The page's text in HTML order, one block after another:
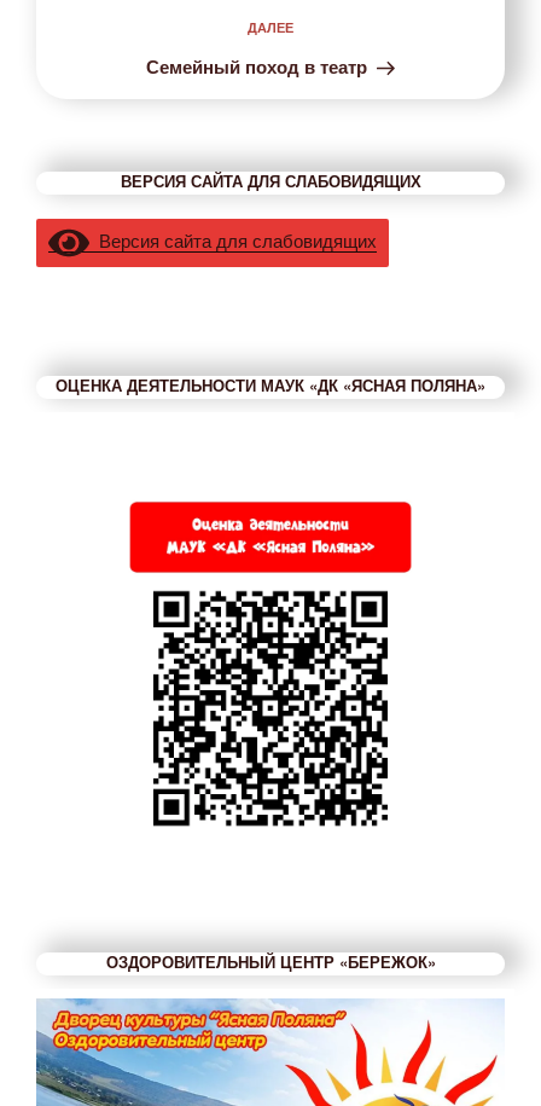
Следующая
запись
ДАЛЕЕ
Семейный поход в театр
ВЕРСИЯ САЙТА ДЛЯ СЛАБОВИДЯЩИХ
Версия сайта для слабовидящих
ОЦЕНКА ДЕЯТЕЛЬНОСТИ МАУК «ДК «ЯСНАЯ ПОЛЯНА»
ОЗДОРОВИТЕЛЬНЫЙ ЦЕНТР «БЕРЕЖОК»